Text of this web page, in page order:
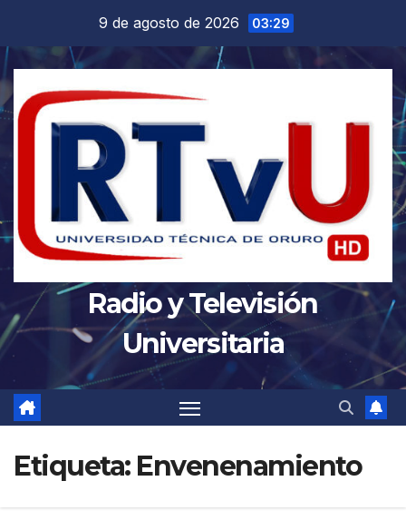
contenido
9 de agosto de 2026 03:29
Radio y Televisión
Universitaria
Etiqueta: Envenenamiento